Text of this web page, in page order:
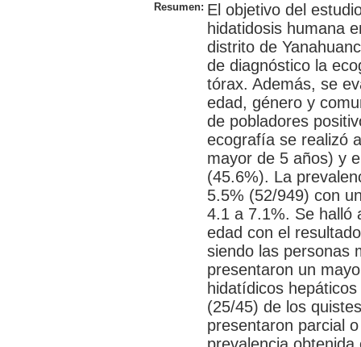
Resumen: El objetivo del
hidatidosis humana
distrito de
de diagnóstico la
tórax. Además, se
edad, género y
de pobladores
ecografía se realizó
mayor de 5 años) y
(45.6%). La
5.5% (52/949) con
4.1 a 7.1%. Se halló
edad con el
siendo las personas
presentaron un
hidatídicos
(25/45) de los
presentaron parcial